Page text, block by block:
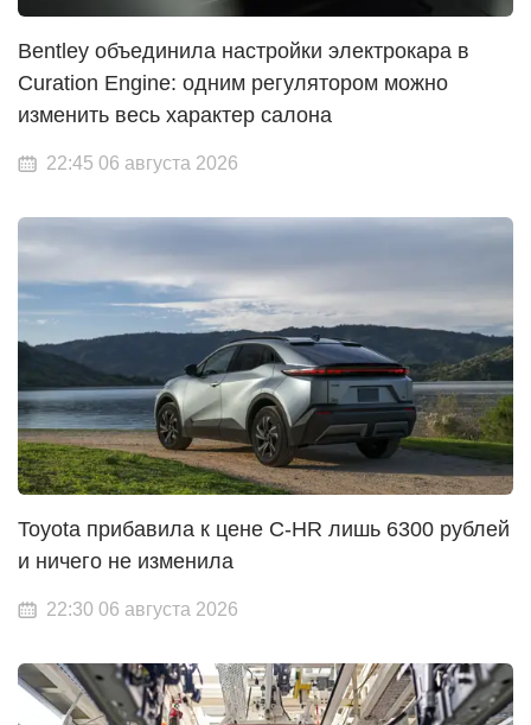
Bentley объединила настройки электрокара в
Curation Engine: одним регулятором можно
изменить весь характер салона
22:45 06 августа 2026
Toyota прибавила к цене C-HR лишь 6300 рублей
и ничего не изменила
22:30 06 августа 2026